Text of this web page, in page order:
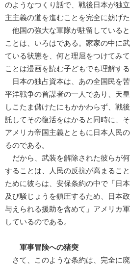
のようなつくり話で、戦後日本が独
主主義の道を進むことを完全に妨げた
他国の強大な軍隊が駐留している
ことは、いろはである。家家の中に
ている状態を、何と理屈をつけてみ
ことは漫画を読む子どもでも理解する
日本の独占資本は、あの全国民を
平洋戦争の首謀者の一人であり、天
しこたま儲けたにもかかわらず、戦
託してその復活をはかると同時に、
アメリカ帝国主義とともに日本人民
るのである。
だから、武装を解除された彼らが
することは、人民の反抗が高まるこ
ために彼らは、安保条約の中で「日
及び騒じょうを鎮圧するため、日本
与えられる援助を含めて」アメリカ
しているのである。
軍事冒険への猪突
さて、このような条約は、完全に